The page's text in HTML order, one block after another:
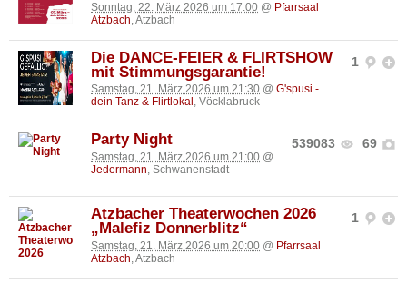
Sonntag, 22. März 2026 um 17:00 @ Pfarrsaal
Atzbach, Atzbach
1
Die DANCE-FEIER & FLIRTSHOW
mit Stimmungsgarantie!
Samstag, 21. März 2026 um 21:30 @ G'spusi -
dein Tanz & Flirtlokal , Vöcklabruck
539083 69
Party Night
Samstag, 21. März 2026 um 21:00 @
Jedermann , Schwanenstadt
1
Atzbacher Theaterwochen 2026
„Malefiz Donnerblitz“
Samstag, 21. März 2026 um 20:00 @ Pfarrsaal
Atzbach , Atzbach